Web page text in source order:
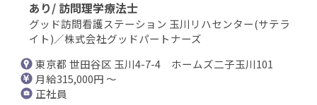
あり/ 訪問理学療法士
グッド訪問看護ステーション 玉川リハセンター(サテラ
イト)／株式会社グッドパートナーズ
東京都 世田谷区 玉川4-7-4 ホームズ二子玉川101
月給315,000円 ～
正社員